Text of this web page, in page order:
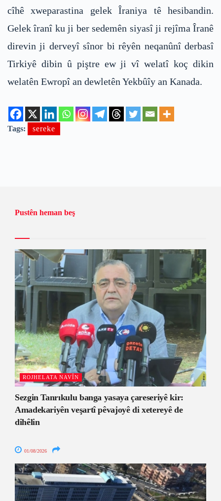
cîhê xweparastina gelek Îraniya tê hesibandin.
Gelek îranî ku ji ber sedemên siyasî ji rejîma Îranê
direvin ji derveyî sînor bi rêyên neqanûnî derbasî
Tirkiyê dibin û piştre ew ji vî welatî koç dikin
welatên Ewropî an dewletên Yekbûîy an Kanada.
Tags: sereke
Pustên heman beş
ROJHELATA NAVÎN
Sezgin Tanrıkulu banga yasaya çareseriyê kir:
Amadekariyên veşartî pêvajoyê di xetereyê de
dihêlin
01/08/2026